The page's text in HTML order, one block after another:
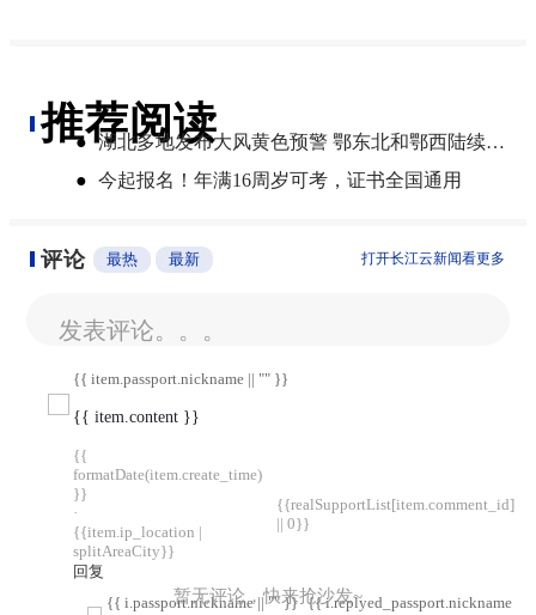
推荐阅读
●
湖北多地发布大风黄色预警 鄂东北和鄂西陆续迎来暴雨
● 今起报名！年满16周岁可考，证书全国通用
评论 最热 最新 打开长江云新闻看更多
发表评论。。。
{{ item.passport.nickname || "" }}
{{ item.content }}
{{
formatDate(item.create_time)
}}
·
{{item.ip_location |
splitAreaCity}}
回复
{{realSupportList[item.comment_id]
|| 0}}
{{ i.passport.nickname || "" }} {{ i.replyed_passport.nickname ||
暂无评论，快来抢沙发~